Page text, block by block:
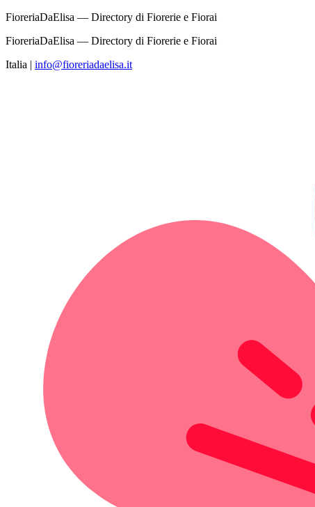
FioreriaDaElisa — Directory di Fiorerie e Fiorai
FioreriaDaElisa — Directory di Fiorerie e Fiorai
Italia | info@fioreriadaelisa.it